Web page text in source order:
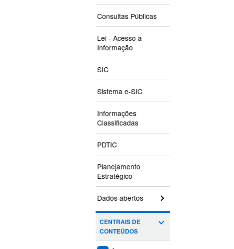
Consultas Públicas
Lei - Acesso a
Informação
SIC
Sistema e-SIC
Informações
Classificadas
PDTIC
Planejamento
Estratégico
Dados abertos
CENTRAIS DE
CONTEÚDOS